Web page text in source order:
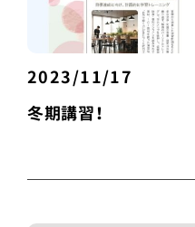
2023/11/17
冬期講習！